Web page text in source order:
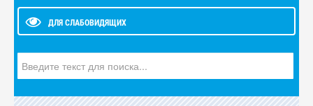
ДЛЯ СЛАБОВИДЯЩИХ